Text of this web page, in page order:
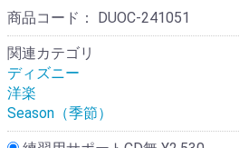
商品コード： DUOC-241051
関連カテゴリ
ディズニー
洋楽
Season（季節）